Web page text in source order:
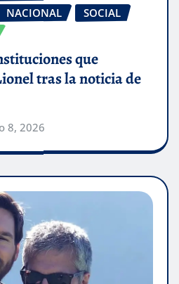
NACIONAL
SOCIAL
que
tras la noticia de
8, 2026